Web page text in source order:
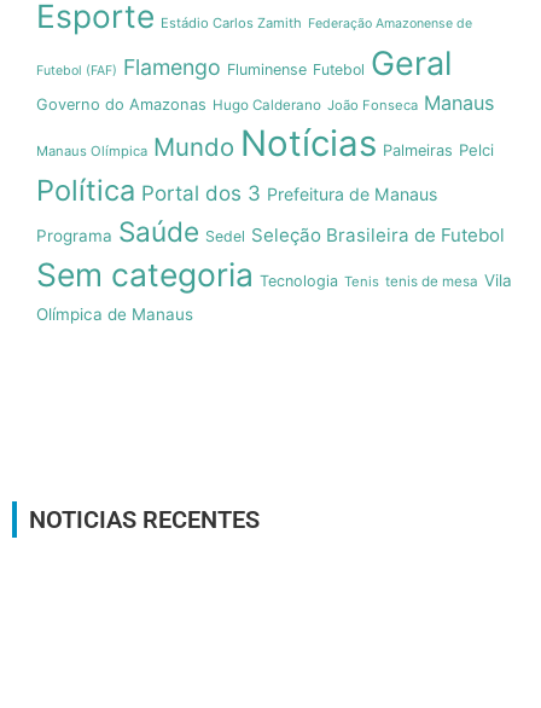
Esporte Estádio Carlos Zamith Federação Amazonense de
Futebol (FAF) Flamengo Fluminense Futebol Geral
Governo do Amazonas Hugo Calderano João Fonseca Manaus
Manaus Olímpica Mundo Notícias Palmeiras Pelci
Política Portal dos 3 Prefeitura de Manaus
Programa Saúde Sedel Seleção Brasileira de Futebol
Sem categoria Tecnologia Tenis tenis de mesa Vila
Olímpica de Manaus
NOTICIAS RECENTES